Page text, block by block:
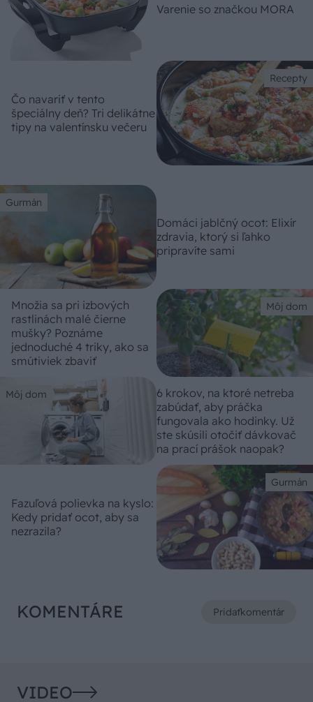
Varenie so značkou MORA
Recepty
Čo navariť v tento
špeciálny deň? Tri delikátne
tipy na valentínsku večeru
Gurmán
Domáci jablčný ocot: Elixír
zdravia, ktorý si ľahko
pripravíte sami
Môj dom
Množia sa pri izbových
rastlinách malé čierne
mušky? Poznáme
jednoduché 4 triky, ako sa
smútiviek zbaviť
Môj dom
6 krokov, na ktoré netreba
zabúdať, aby práčka
fungovala ako hodinky. Už
ste skúsili otočiť dávkovač
na prací prášok naopak?
Gurmán
Fazuľová polievka na kyslo:
Kedy pridať ocot, aby sa
nezrazila?
KOMENTÁRE Pridaťkomentár
VIDEO